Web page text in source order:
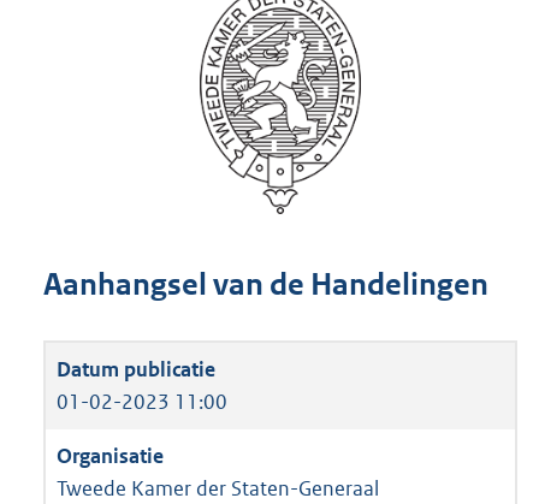
Aanhangsel van de Handelingen
01-02-2023 11:00
Tweede Kamer der Staten-Generaal